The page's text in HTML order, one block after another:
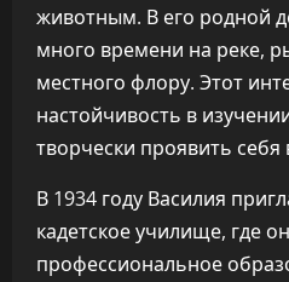
животным. В его родной
много времени на реке,
местного флору. Этот
настойчивость в
творчески проявить
В 1934 году Василия
кадетское училище, где
профессиональное